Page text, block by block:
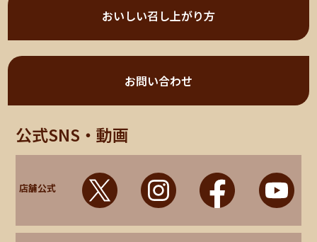
おいしい召し上がり方
お問い合わせ
公式SNS・動画
店舗公式